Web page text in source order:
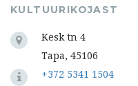
KULTUURIKOJAST
Kesk tn 4
Tapa, 45106
+372 5341 1504